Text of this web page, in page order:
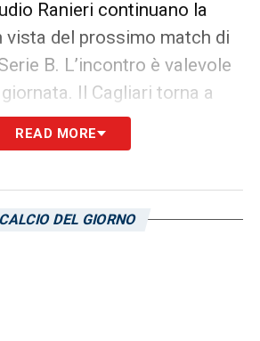
Ranieri continuano la
vista del prossimo match di
B. L’incontro è valevole
Il Cagliari torna a
Domus, fra le proprie mura.
dovrà saper sfruttare
hanno saputo dimostrare di
READ MORE
DEL GIORNO